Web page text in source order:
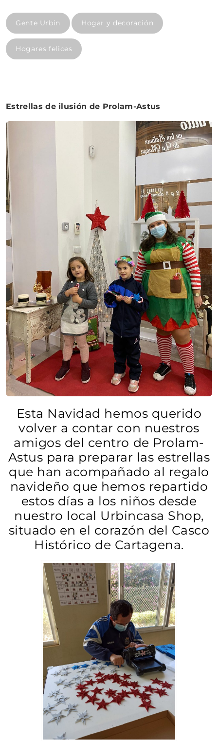
Gente Urbin Hogar y decoración
Hogares felices
Estrellas de ilusión de Prolam-Astus
Esta Navidad hemos querido
volver a contar con nuestros
amigos del centro de Prolam-
Astus para preparar las estrellas
que han acompañado al regalo
navideño que hemos repartido
estos días a los niños desde
nuestro local Urbincasa Shop,
situado en el corazón del Casco
Histórico de Cartagena.